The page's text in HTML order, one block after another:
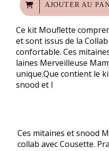
AJOUTER AU
Ce kit Mouflette
et sont issus de la
confortable. Ces
laines Merveilleuse
unique.Que contient le
snood et l
Ces mitaines et snood
collab avec Cousette.